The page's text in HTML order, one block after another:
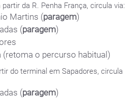
da R. Penha França, circula via:
Martins (paragem)
(paragem)
(retoma o percurso habitual)
do terminal em Sapadores, circula
(paragem)